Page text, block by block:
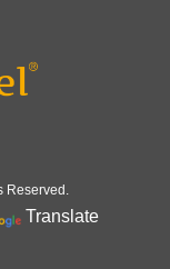
Reserved.
Translate